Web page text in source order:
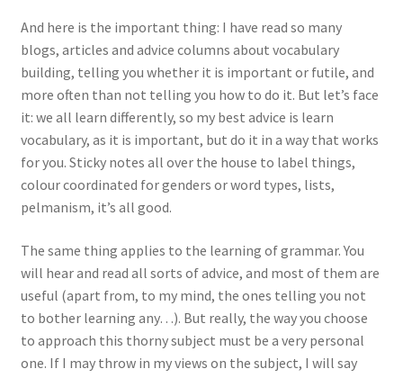
And here is the important thing: I have read so many
blogs, articles and advice columns about vocabulary
building, telling you whether it is important or futile, and
more often than not telling you how to do it. But let’s face
it: we all learn differently, so my best advice is learn
vocabulary, as it is important, but do it in a way that works
for you. Sticky notes all over the house to label things,
colour coordinated for genders or word types, lists,
pelmanism, it’s all good.
The same thing applies to the learning of grammar. You
will hear and read all sorts of advice, and most of them are
useful (apart from, to my mind, the ones telling you not
to bother learning any…). But really, the way you choose
to approach this thorny subject must be a very personal
one. If I may throw in my views on the subject, I will say